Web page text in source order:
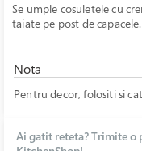
Se umple cosuletele cu
taiate pe post de capacele.
Nota
Pentru decor, folositi si
Ai gatit reteta? Trimite o